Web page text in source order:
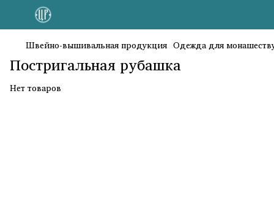
Швейно-вышивальная продукция Одежда для
Постригальная рубашка
Нет товаров